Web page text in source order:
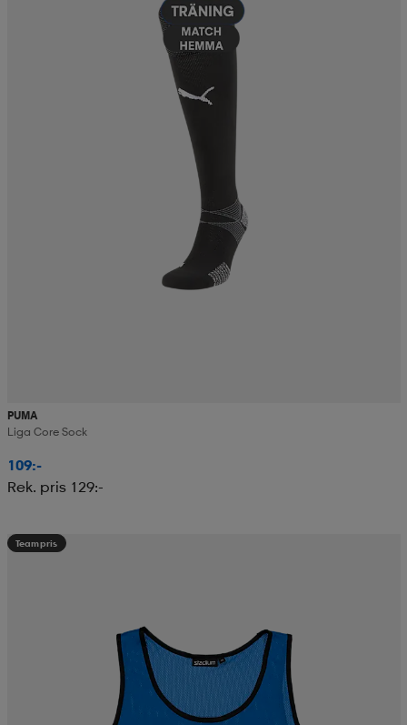
PUMA
Liga Core Sock
109:-
Rek. pris 129:-
Teampris